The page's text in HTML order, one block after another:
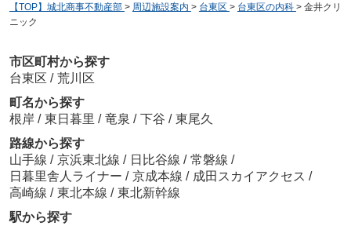
【TOP】城北商事不動産部 > 周辺施設案内 > 台東区 > 台東区の内科 > 金井クリ
ニック
市区町村から探す
台東区 / 荒川区
町名から探す
根岸 / 東日暮里 / 竜泉 / 下谷 / 東尾久
路線から探す
山手線 / 京浜東北線 / 日比谷線 / 常磐線 /
日暮里舎人ライナー / 京成本線 / 成田スカイアクセス /
高崎線 / 東北本線 / 東北新幹線
駅から探す